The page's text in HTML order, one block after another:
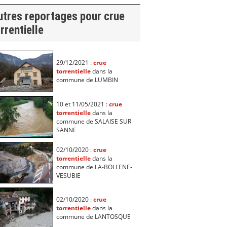
reportages pour crue
29/12/2021 :crue
torrentielledans la
commune de LUMBIN
10 et 11/05/2021 :crue
torrentielledans la
commune de SALAISE SUR
SANNE
02/10/2020 :crue
torrentielledans la
commune de LA-BOLLENE-
VESUBIE
02/10/2020 :crue
torrentielledans la
commune de LANTOSQUE